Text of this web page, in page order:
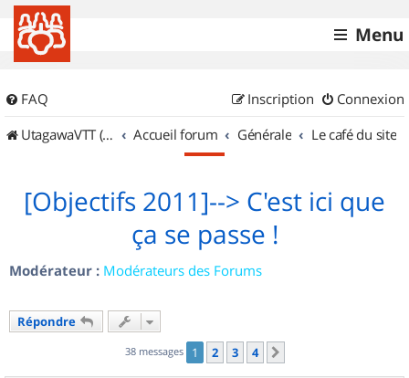
Menu
FAQ Connexion
Inscription
UtagawaVTT (Randos VTT et VTTAE avec traces GPS)
Accueil forum Générale Le café du site
[Objectifs 2011]--> C'est ici que
ça se passe !
Modérateur : Modérateurs des Forums
Répondre
38 messages 1 2 3 4